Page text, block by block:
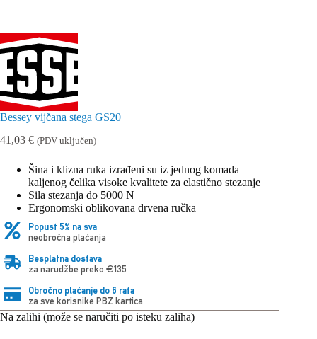
Bessey vijčana stega GS20
41,03 € (PDV uključen)
Šina i klizna ruka izrađeni su iz jednog komada
kaljenog čelika visoke kvalitete za elastično stezanje
Sila stezanja do 5000 N
Ergonomski oblikovana drvena ručka
Popust 5% na sva
neobročna plaćanja
Besplatna dostava
za narudžbe preko €135
Obročno plaćanje do 6 rata
za sve korisnike PBZ kartica
Na zalihi (može se naručiti po isteku zaliha)